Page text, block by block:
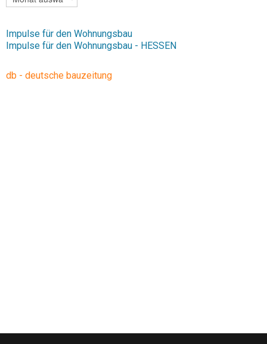
Impulse für den Wohnungsbau
Impulse für den Wohnungsbau - HESSEN
db - deutsche bauzeitung